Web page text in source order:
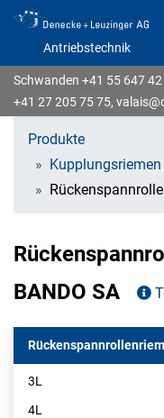
Antriebstechnik
Schwanden +41 55 647 42
+41 27 205 75 75,
Produkte
BANDO SA
3L
4L